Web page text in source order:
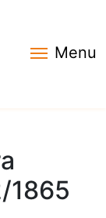
Menu
1865